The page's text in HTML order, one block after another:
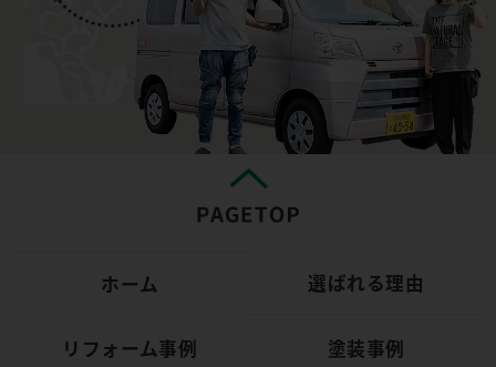
ホーム 選ばれる理由
リフォーム事例 塗装事例